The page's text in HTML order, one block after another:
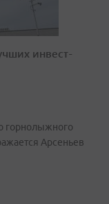
инвест-
горнолыжного
Арсеньев